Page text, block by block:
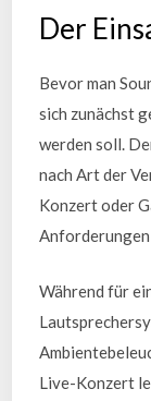
Der
Bevor man
sich zunächst
werden soll.
nach Art der
Konzert oder
Während für
Live-Konzert